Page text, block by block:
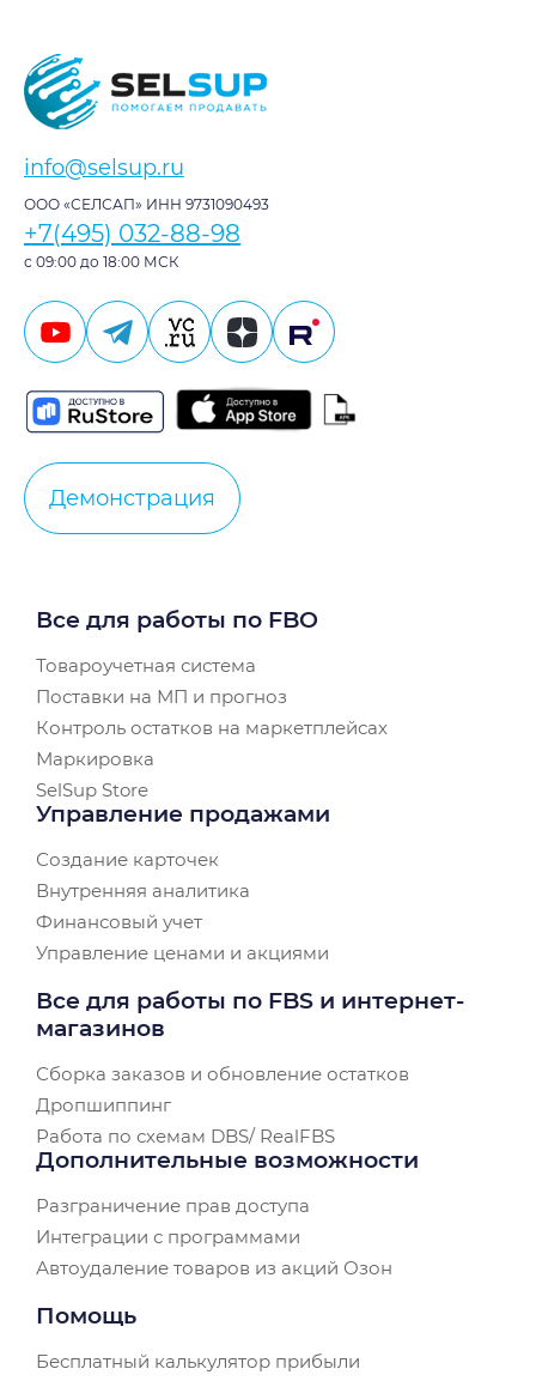
info@selsup.ru
ООО «СЕЛСАП» ИНН 9731090493
+7(495) 032-88-98
с 09:00 до 18:00 МСК
Демонстрация
Все для работы по FBO
Товароучетная система
Поставки на МП и прогноз
Контроль остатков на маркетплейсах
Маркировка
SelSup Store
Управление продажами
Создание карточек
Внутренняя аналитика
Финансовый учет
Управление ценами и акциями
Все для работы по FBS и интернет-
магазинов
Сборка заказов и обновление остатков
Дропшиппинг
Работа по схемам DBS/ RealFBS
Дополнительные возможности
Разграничение прав доступа
Интеграции с программами
Автоудаление товаров из акций Озон
Помощь
Бесплатный калькулятор прибыли